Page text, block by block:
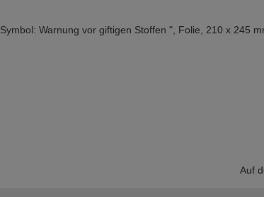
Symbol: Warnung vor giftigen Stoffen ", Folie, 210 x 245
Auf